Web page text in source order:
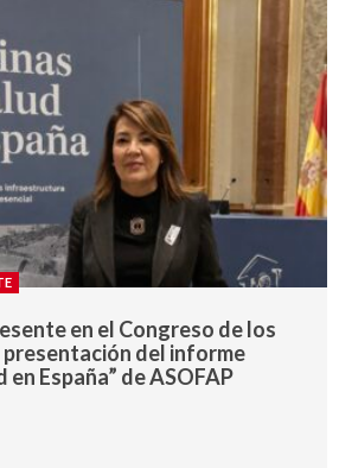
en el Congreso de los
del informe
en España” de ASOFAP